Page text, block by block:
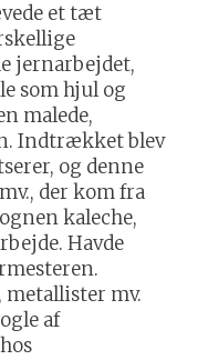
et tæt
jernarbejdet,
som hjul og
malede,
Indtrækket blev
og denne
der kom fra
kaleche,
Havde
metallister mv.
af